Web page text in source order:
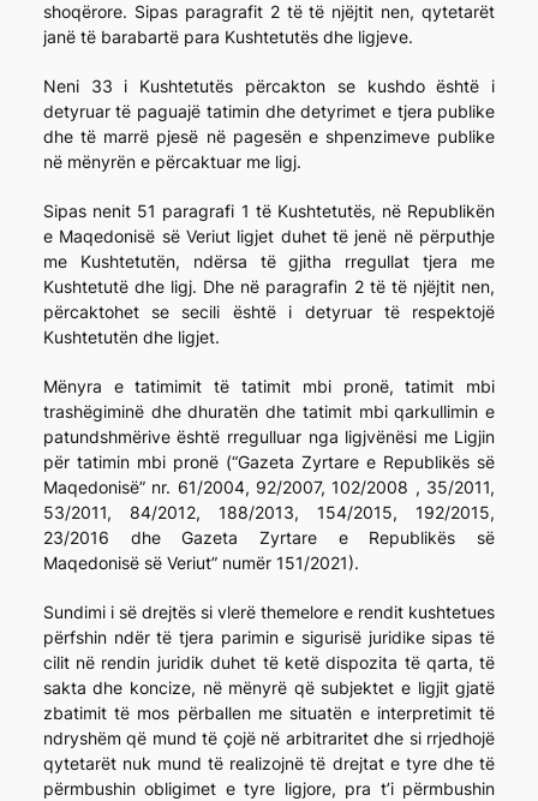
shoqërore. Sipas paragrafit 2 të të njëjtit nen, qytetarët
janë të barabartë para Kushtetutës dhe ligjeve.
Neni 33 i Kushtetutës përcakton se kushdo është i
detyruar të paguajë tatimin dhe detyrimet e tjera publike
dhe të marrë pjesë në pagesën e shpenzimeve publike
në mënyrën e përcaktuar me ligj.
Sipas nenit 51 paragrafi 1 të Kushtetutës, në Republikën
e Maqedonisë së Veriut ligjet duhet të jenë në përputhje
me Kushtetutën, ndërsa të gjitha rregullat tjera me
Kushtetutë dhe ligj. Dhe në paragrafin 2 të të njëjtit nen,
përcaktohet se secili është i detyruar të respektojë
Kushtetutën dhe ligjet.
Mënyra e tatimimit të tatimit mbi pronë, tatimit mbi
trashëgiminë dhe dhuratën dhe tatimit mbi qarkullimin e
patundshmërive është rregulluar nga ligjvënësi me Ligjin
për tatimin mbi pronë (“Gazeta Zyrtare e Republikës së
Maqedonisë” nr. 61/2004, 92/2007, 102/2008 , 35/2011,
53/2011, 84/2012, 188/2013, 154/2015, 192/2015,
23/2016 dhe Gazeta Zyrtare e Republikës së
Maqedonisë së Veriut” numër 151/2021).
Sundimi i së drejtës si vlerë themelore e rendit kushtetues
përfshin ndër të tjera parimin e sigurisë juridike sipas të
cilit në rendin juridik duhet të ketë dispozita të qarta, të
sakta dhe koncize, në mënyrë që subjektet e ligjit gjatë
zbatimit të mos përballen me situatën e interpretimit të
ndryshëm që mund të çojë në arbitraritet dhe si rrjedhojë
qytetarët nuk mund të realizojnë të drejtat e tyre dhe të
përmbushin obligimet e tyre ligjore, pra t’i përmbushin